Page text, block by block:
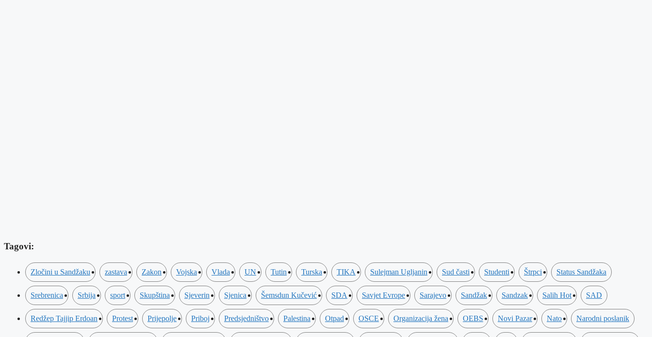
Tagovi:
Zločini u Sandžaku zastava Zakon Vojska Vlada UN Tutin Turska TIKA Sulejman Ugljanin Sud časti Studenti Štrpci Status Sandžaka
Srebrenica Srbija sport Skupština Sjeverin Sjenica Šemsdun Kučević SDA Savjet Evrope Sarajevo Sandžak Sandzak Salih Hot SAD
Redžep Tajjip Erdoan Protest Prijepolje Priboj Predsjedništvo Palestina Otpad OSCE Organizacija žena OEBS Novi Pazar Nato Narodni poslanik